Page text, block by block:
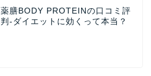
薬膳BODY PROTEINの口コミ評
判-ダイエットに効くって本当？